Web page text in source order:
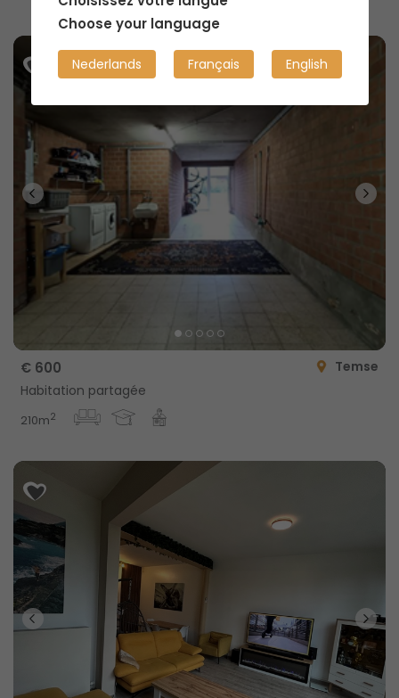
€ 600
Temse
Habitation partagée
210m2
Choose your language
Nederlands Français English